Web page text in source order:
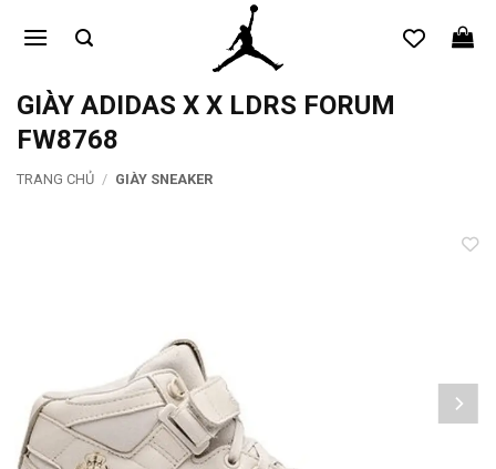
qua
dungGIÀY ADIDAS X X LDRS FORUM
FW8768
TRANG CHỦ / GIÀY SNEAKER